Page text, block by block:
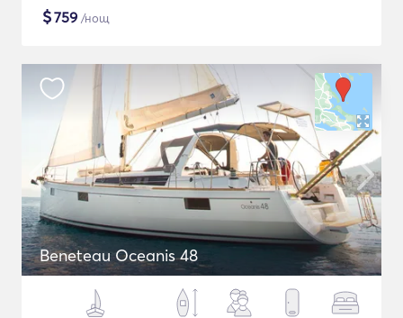
$759 /нощ
Beneteau Oceanis 48